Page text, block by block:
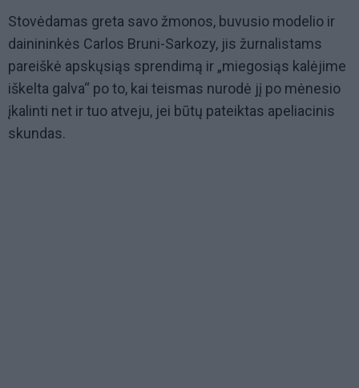
Stovėdamas greta savo žmonos, buvusio modelio ir
dainininkės Carlos Bruni-Sarkozy, jis žurnalistams
pareiškė apskųsiąs sprendimą ir „miegosiąs kalėjime
iškelta galva“ po to, kai teismas nurodė jį po mėnesio
įkalinti net ir tuo atveju, jei būtų pateiktas apeliacinis
skundas.